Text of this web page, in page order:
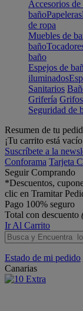
Accesorios de
bañoPapeleras
de ropa
Muebles de
baño
baño
Espejos de
iluminados
Sanitarios
Grifería
Seguridad de
Resumen de tu
¡Tu carrito está
Suscríbete a la
Conforama Tarjeta
Seguir Comprando
*Descuentos,
clic en Tramitar
Pago 100% seguro
Total con descuento
Ir Al Carrito
Estado de mi pedido
Canarias